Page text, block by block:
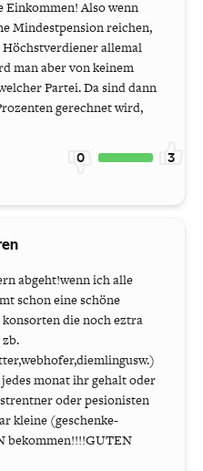
Einkommen! Also wenn
Mindestpension reichen,
Höchstverdiener allemal
man aber von keinem
Partei. Da sind dann
gerechnet wird,
0 3
abgeht!wenn ich alle
schon eine schöne
die noch eztra
monat ihr gehalt oder
oder pesionisten
kleine (geschenke-
bekommen!!!!GUTEN